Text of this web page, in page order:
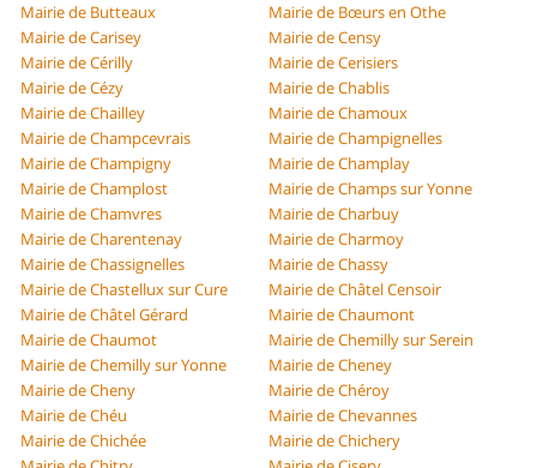
Mairie de Butteaux
Mairie de Bœurs en Othe
Mairie de Carisey
Mairie de Censy
Mairie de Cérilly
Mairie de Cerisiers
Mairie de Cézy
Mairie de Chablis
Mairie de Chailley
Mairie de Chamoux
Mairie de Champcevrais
Mairie de Champignelles
Mairie de Champigny
Mairie de Champlay
Mairie de Champlost
Mairie de Champs sur Yonne
Mairie de Chamvres
Mairie de Charbuy
Mairie de Charentenay
Mairie de Charmoy
Mairie de Chassignelles
Mairie de Chassy
Mairie de Chastellux sur Cure
Mairie de Châtel Censoir
Mairie de Châtel Gérard
Mairie de Chaumont
Mairie de Chaumot
Mairie de Chemilly sur Serein
Mairie de Chemilly sur Yonne
Mairie de Cheney
Mairie de Cheny
Mairie de Chéroy
Mairie de Chéu
Mairie de Chevannes
Mairie de Chichée
Mairie de Chichery